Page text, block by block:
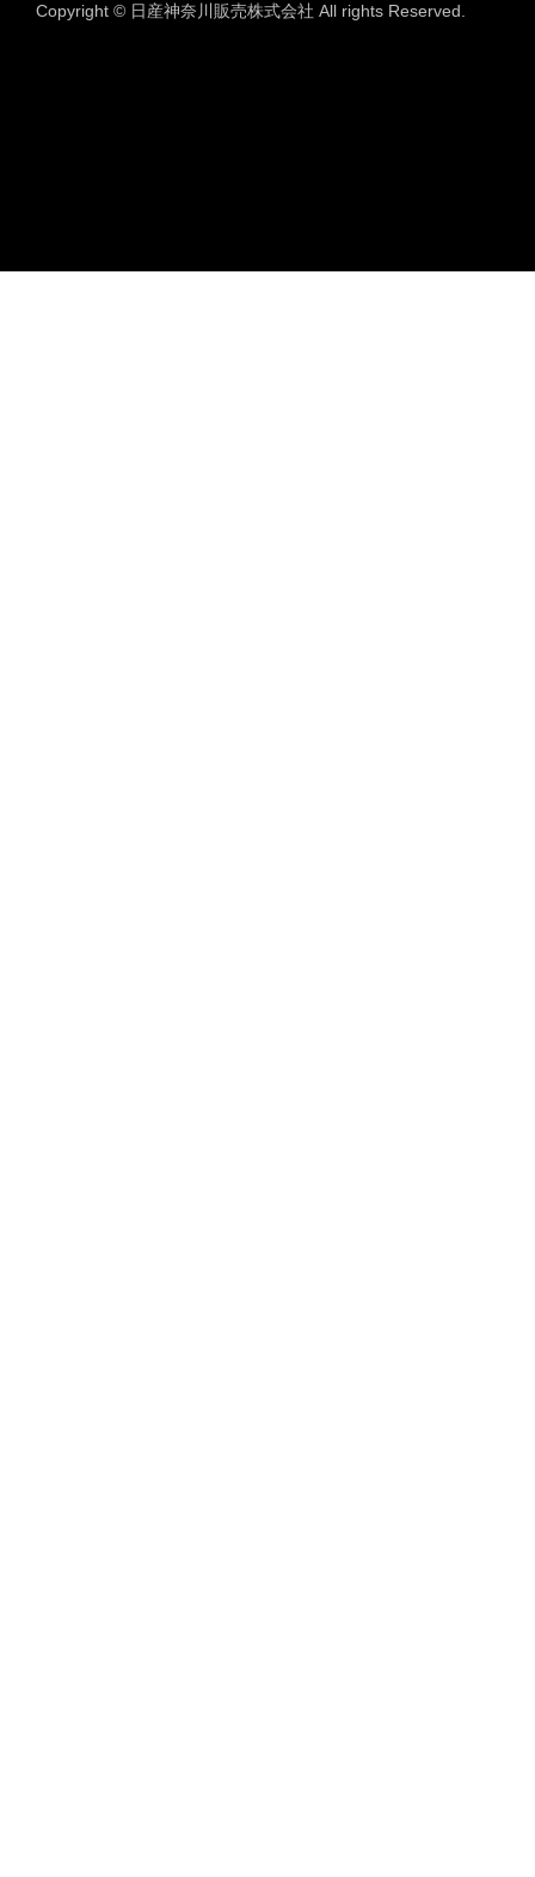
Copyright © 日産神奈川販売株式会社 All rights Reserved.